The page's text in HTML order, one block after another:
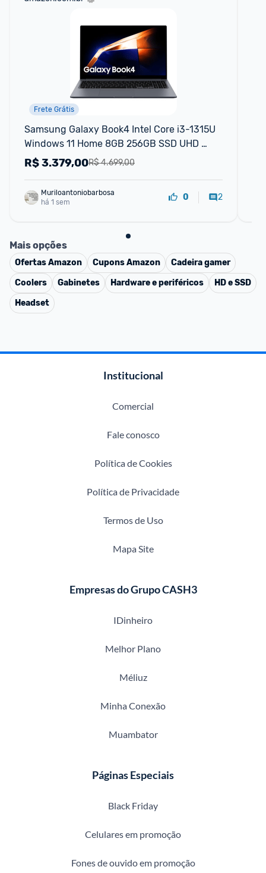
Frete Grátis
Samsung Galaxy Book4 Intel Core i3-1315U
Windows 11 Home 8GB 256GB SSD UHD
Graphics 15.6'' Full HD LED 1.55kg
R$ 4.699,00
R$3.379,00
Muriloantoniobarbosa
há 1 sem
0 2
Mais opções
OfertasAmazon CuponsAmazon
Cadeira gamer
Coolers
Gabinetes Hardware e periféricos
HD e SSD
Headset
Institucional
Comercial
Fale conosco
Política de Cookies
Política de Privacidade
Termos de Uso
Mapa Site
Empresas do Grupo CASH3
IDinheiro
Melhor Plano
Méliuz
Minha Conexão
Muambator
Páginas Especiais
Black Friday
Celulares em promoção
Fones de ouvido em promoção